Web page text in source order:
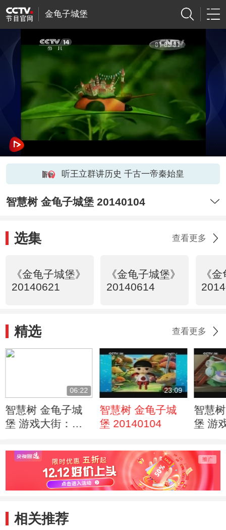
金龟子城堡
听王立群讲历史 千古一帝秦始皇
智慧树 金龟子城堡 20140104
选集 查看更多
《金龟子城堡》
20140621
《金龟子城堡》
20140614
《
精选 查看更多
06:22
智慧树 金龟子城
堡 游戏大街：球
20140111
23:09
智慧树 金龟子城
堡 20140104
智慧
堡 游
相关推荐